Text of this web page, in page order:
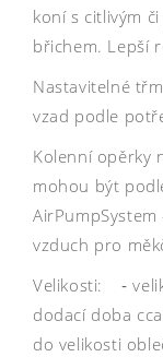
koní s citlivým
břichem. Lepší
Nastavitelné
vzad podle
Kolenní opěrky
mohou být
vzduch pro
Velikosti: ‑
dodací doba
do velikosti